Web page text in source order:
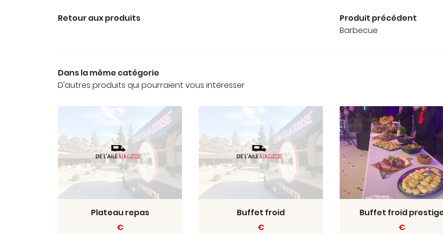
Retour aux produits
Produit précédent
Barbecue
Dans la même catégorie
D'autres produits qui pourraient vous intéresser
Plateau repas
€
Buffet froid
€
Buffet froid
€